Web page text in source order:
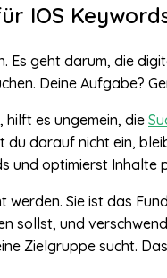
IOS
geht darum, die
Deine Aufgabe?
hilft es ungemein, die
darauf nicht ein,
und optimierst Inhalte
Sie ist das
sollst, und
Zielgruppe sucht.